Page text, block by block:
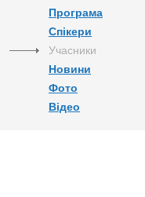
Програма
Спікери
Учасники
Новини
Фото
Відео